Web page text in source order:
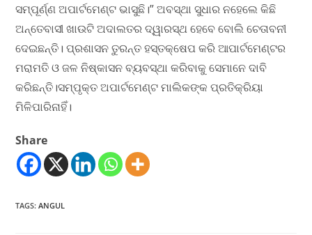
ସମ୍ପୂର୍ଣ୍ଣ ଅପାର୍ଟମେଣ୍ଟ ଭାସୁଛି।” ଅବସ୍ଥା ସୁଧାର ନହେଲେ କିଛି
ଅନ୍ତେବାସୀ ଖାଉଟି ଅଦାଲତର ଦ୍ୱାରସ୍ଥ ହେବେ ବୋଲି ଚେତାବନୀ
ଦେଇଛନ୍ତି। ପ୍ରଶାସନ ତୁରନ୍ତ ହସ୍ତକ୍ଷେପ କରି ଆପାର୍ଟମେଣ୍ଟର
ମରାମତି ଓ ଜଳ ନିଷ୍କାସନ ବ୍ୟବସ୍ଥା କରିବାକୁ ସେମାନେ ଦାବି
କରିଛନ୍ତି।ସମ୍ପୃକ୍ତ ଅପାର୍ଟମେଣ୍ଟ ମାଲିକଙ୍କ ପ୍ରତିକ୍ରିୟା
ମିଳିପାରିନାହିଁ।
Share
TAGS:ANGUL